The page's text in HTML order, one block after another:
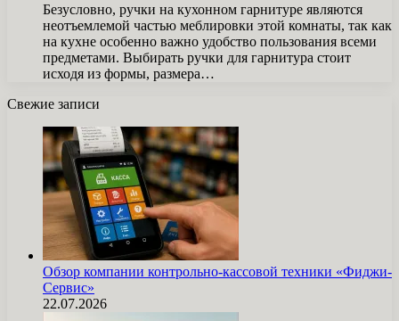
Безусловно, ручки на кухонном гарнитуре являются
неотъемлемой частью меблировки этой комнаты, так как
на кухне особенно важно удобство пользования всеми
предметами. Выбирать ручки для гарнитура стоит
исходя из формы, размера…
Свежие записи
Обзор компании контрольно-кассовой техники «Фиджи-
Сервис»
22.07.2026